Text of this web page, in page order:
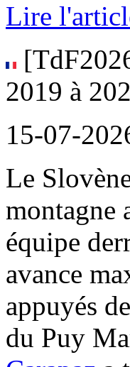
Lire
2019 à
15-07-
Le
montagne
équipe
avance
appuyés
du Puy